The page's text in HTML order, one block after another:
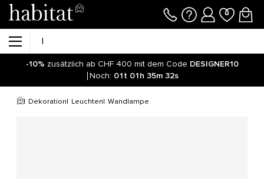
-10% zusätzlich ab CHF 400 mit dem Code DESIGNER10
Noch: 01t 01h 35m 31s
Dekoration Leuchten Wandlampe